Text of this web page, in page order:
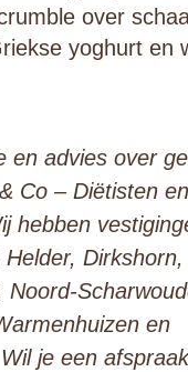
over
yoghurt en
en advies over
Co – Diëtisten en
hebben
Noord-
en
je een